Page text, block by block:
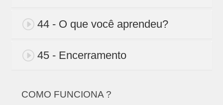
44 - O que você aprendeu?
45 - Encerramento
COMO FUNCIONA ?